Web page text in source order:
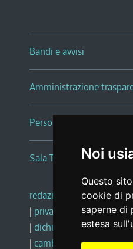
Noi
Questo
cookie di
saperne di
estesa
Bandi e avvisi
Amministrazione
Persone e Uffici
Sala Tiziano Tessitori
redazione web |note
| privacy
social media
| dichiarazione di
| cambio preferenze